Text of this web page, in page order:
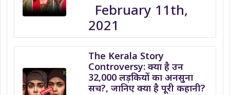
February 11th,
2021
The Kerala Story
Controversy: क्या है उन
32,000 लड़कियों का अनसुना
सच?, जानिए क्या है पूरी कहानी?